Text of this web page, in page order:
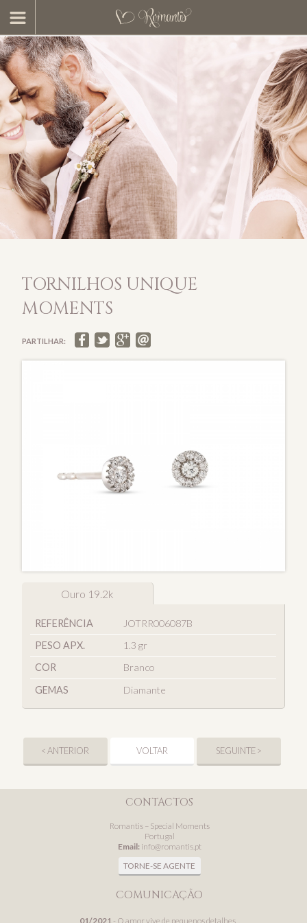
TORNILHOS UNIQUE
MOMENTS
PARTILHAR:
Ouro 19.2k
REFERÊNCIA
JOTRR006087B
PESO APX.
1.3 gr
COR
Branco
GEMAS
Diamante
< ANTERIOR VOLTAR SEGUINTE >
CONTACTOS
Romantis – Special Moments
Portugal
Email: info@romantis.pt
TORNE-SE AGENTE
COMUNICAÇÃO
01/2021 - O amor vive de pequenos detalhes...